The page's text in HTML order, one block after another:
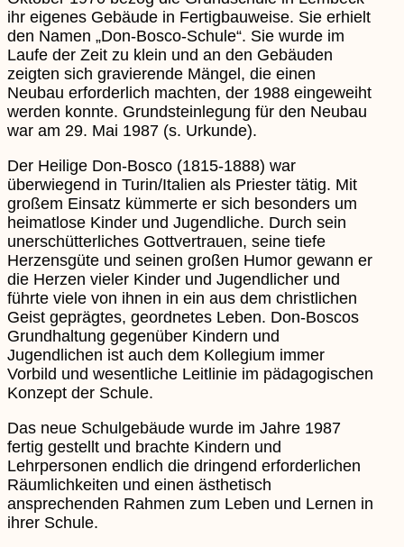
ihr eigenes Gebäude in Fertigbauweise. Sie erhielt
den Namen „Don-Bosco-Schule“. Sie wurde im
Laufe der Zeit zu klein und an den Gebäuden
zeigten sich gravierende Mängel, die einen
Neubau erforderlich machten, der 1988 eingeweiht
werden konnte. Grundsteinlegung für den Neubau
war am 29. Mai 1987 (s. Urkunde).
Der Heilige Don-Bosco (1815-1888) war
überwiegend in Turin/Italien als Priester tätig. Mit
großem Einsatz kümmerte er sich besonders um
heimatlose Kinder und Jugendliche. Durch sein
unerschütterliches Gottvertrauen, seine tiefe
Herzensgüte und seinen großen Humor gewann er
die Herzen vieler Kinder und Jugendlicher und
führte viele von ihnen in ein aus dem christlichen
Geist geprägtes, geordnetes Leben. Don-Boscos
Grundhaltung gegenüber Kindern und
Jugendlichen ist auch dem Kollegium immer
Vorbild und wesentliche Leitlinie im pädagogischen
Konzept der Schule.
Das neue Schulgebäude wurde im Jahre 1987
fertig gestellt und brachte Kindern und
Lehrpersonen endlich die dringend erforderlichen
Räumlichkeiten und einen ästhetisch
ansprechenden Rahmen zum Leben und Lernen in
ihrer Schule.